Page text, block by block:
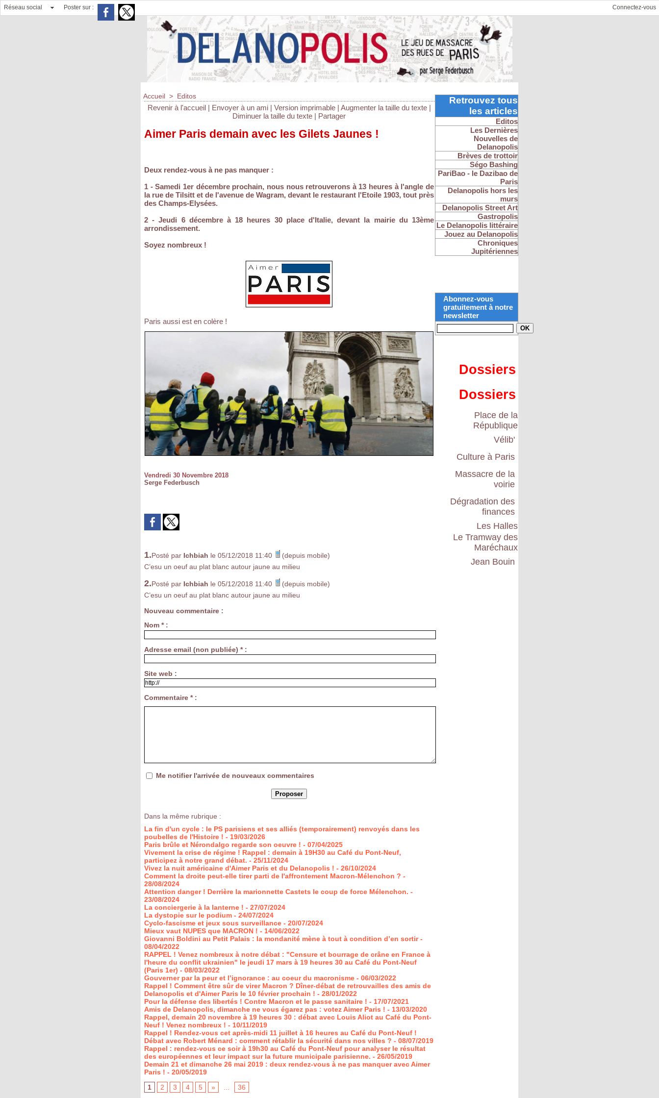
Réseau social Poster sur : Connectez-vous
Accueil > Editos
Revenir à l'accueil | Envoyer à un ami | Version imprimable | Augmenter la taille du texte |
Diminuer la taille du texte | Partager
Aimer Paris demain avec les Gilets Jaunes !
Deux rendez-vous à ne pas manquer :
1 - Samedi 1er décembre prochain, nous nous retrouverons à 13 heures à l'angle de
la rue de Tilsitt et de l'avenue de Wagram, devant le restaurant l'Etoile 1903, tout près
des Champs-Elysées.
2 - Jeudi 6 décembre à 18 heures 30 place d'Italie, devant la mairie du 13ème
arrondissement.
Soyez nombreux !
Paris aussi est en colère !
Vendredi 30 Novembre 2018
Serge Federbusch
1.Posté par Ichbiah le 05/12/2018 11:40
(depuis mobile)
C’esu un oeuf au plat blanc autour jaune au milieu
2.Posté par Ichbiah le 05/12/2018 11:40
(depuis mobile)
C’esu un oeuf au plat blanc autour jaune au milieu
Nouveau commentaire :
Nom * :
Adresse email (non publiée) * :
Site web :
Commentaire * :
Me notifier l'arrivée de nouveaux commentaires
Dans la même rubrique :
La fin d'un cycle : le PS parisiens et ses alliés (temporairement) renvoyés dans les
poubelles de l'Histoire ! - 19/03/2026
Paris brûle et Nérondalgo regarde son oeuvre ! - 07/04/2025
Vivement la crise de régime ! Rappel : demain à 19H30 au Café du Pont-Neuf,
participez à notre grand débat. - 25/11/2024
Vivez la nuit américaine d'Aimer Paris et du Delanopolis ! - 26/10/2024
Comment la droite peut-elle tirer parti de l'affrontement Macron-Mélenchon ? -
28/08/2024
Attention danger ! Derrière la marionnette Castets le coup de force Mélenchon. -
23/08/2024
La conciergerie à la lanterne ! - 27/07/2024
La dystopie sur le podium - 24/07/2024
Cyclo-fascisme et jeux sous surveillance - 20/07/2024
Mieux vaut NUPES que MACRON ! - 14/06/2022
Giovanni Boldini au Petit Palais : la mondanité mène à tout à condition d’en sortir -
08/04/2022
RAPPEL ! Venez nombreux à notre débat : "Censure et bourrage de crâne en France à
l'heure du conflit ukrainien" le jeudi 17 mars à 19 heures 30 au Café du Pont-Neuf
(Paris 1er) - 08/03/2022
Gouverner par la peur et l’ignorance : au coeur du macronisme - 06/03/2022
Rappel ! Comment être sûr de virer Macron ? Dîner-débat de retrouvailles des amis de
Delanopolis et d'Aimer Paris le 10 février prochain ! - 28/01/2022
Pour la défense des libertés ! Contre Macron et le passe sanitaire ! - 17/07/2021
Amis de Delanopolis, dimanche ne vous égarez pas : votez Aimer Paris ! - 13/03/2020
Rappel, demain 20 novembre à 19 heures 30 : débat avec Louis Aliot au Café du Pont-
Neuf ! Venez nombreux ! - 10/11/2019
Rappel ! Rendez-vous cet après-midi 11 juillet à 16 heures au Café du Pont-Neuf !
Débat avec Robert Ménard : comment rétablir la sécurité dans nos villes ? - 08/07/2019
Rappel : rendez-vous ce soir à 19h30 au Café du Pont-Neuf pour analyser le résultat
des européennes et leur impact sur la future municipale parisienne. - 26/05/2019
Demain 21 et dimanche 26 mai 2019 : deux rendez-vous à ne pas manquer avec Aimer
Paris ! - 20/05/2019
1
2 3 4 5 » ... 36
Retrouvez tous
les articles
Editos
Les Dernières
Nouvelles de
Delanopolis
Brèves de trottoir
Ségo Bashing
PariBao - le Dazibao de
Paris
Delanopolis hors les
murs
Delanopolis Street Art
Gastropolis
Le Delanopolis littéraire
Jouez au Delanopolis
Chroniques
Jupitériennes
Abonnez-vous
gratuitement à notre
newsletter
Dossiers
Dossiers
Place de la
République
Vélib'
Culture à Paris
Massacre de la
voirie
Dégradation des
finances
Les Halles
Le Tramway des
Maréchaux
Jean Bouin